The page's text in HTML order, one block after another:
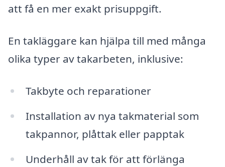
att få en mer exakt prisuppgift.
En takläggare kan hjälpa till med många
olika typer av takarbeten, inklusive:
Takbyte och reparationer
Installation av nya takmaterial som
takpannor, plåttak eller papptak
Underhåll av tak för att förlänga